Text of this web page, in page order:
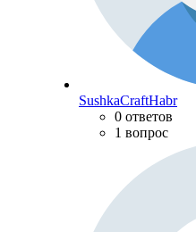
SushkaCraftHabr
0 ответов
1 вопрос